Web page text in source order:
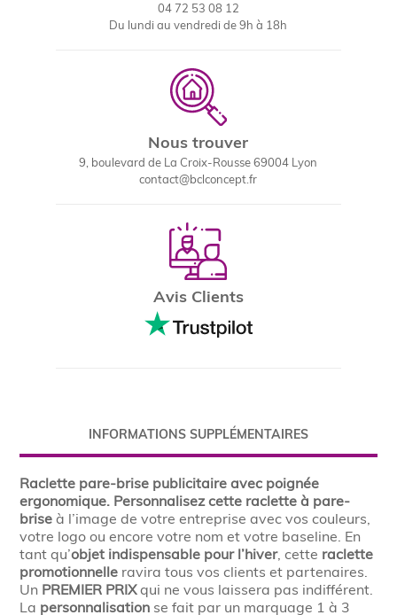
04 72 53 08 12
Du lundi au vendredi de 9h à 18h
Nous trouver
9, boulevard de La Croix-Rousse 69004 Lyon
contact@bclconcept.fr
Avis Clients
INFORMATIONS SUPPLÉMENTAIRES
Raclette pare-brise publicitaire avec poignée
ergonomique. Personnalisez cette raclette à pare-
brise à l’image de votre entreprise avec vos couleurs,
votre logo ou encore votre nom et votre baseline. En
tant qu’objet indispensable pour l’hiver, cette raclette
promotionnelle ravira tous vos clients et partenaires.
Un PREMIER PRIXqui ne vous laissera pas indifférent.
La personnalisation se fait par un marquage 1 à 3